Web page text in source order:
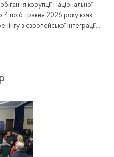
корупції Національної
з 4 по 6 травня 2026 року взяв
з європейської інтеграції